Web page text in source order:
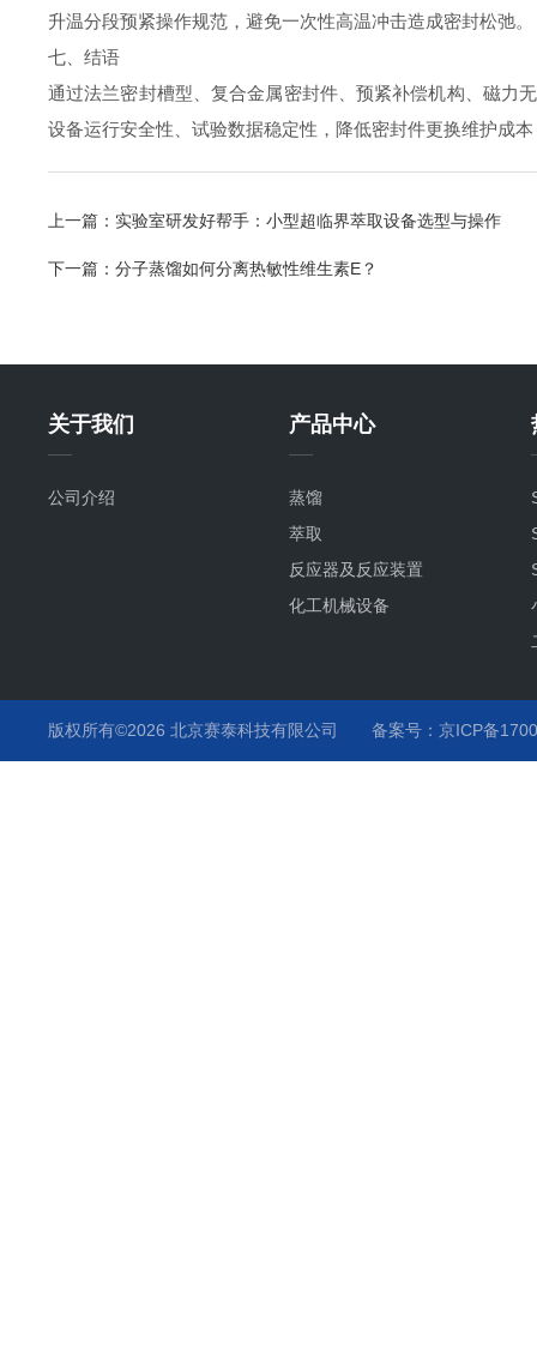
升温分段预紧操作规范，避免一次性高温冲击造成密封松弛
七、结语
通过法兰密封槽型、复合金属密封件、预紧补偿机构、磁力
设备运行安全性、试验数据稳定性，降低密封件更换维护成
上一篇： 实验室研发好帮手：小型超临界萃取设备选型与操作
下一篇： 分子蒸馏如何分离热敏性维生素E？
关于我们
公司介绍
产品中心
蒸馏
萃取
反应器及反应装置
化工机械设备
版权所有©2026 北京赛泰科技有限公司 备案号：京ICP备